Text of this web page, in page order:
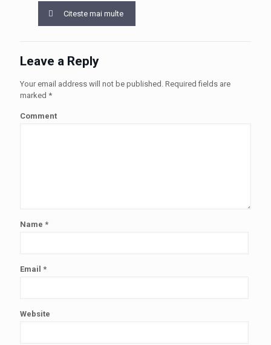
Citeste mai multe
Leave a Reply
Your email address will not be published. Required fields are
marked *
Comment
Name *
Email *
Website